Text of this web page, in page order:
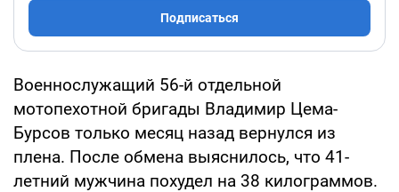
Подписаться
Военнослужащий 56-й отдельной
мотопехотной бригады Владимир Цема-
Бурсов только месяц назад вернулся из
плена. После обмена выяснилось, что 41-
летний мужчина похудел на 38 килограммов.